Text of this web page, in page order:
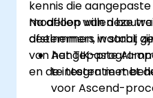
kennis die
modellen willen
afstemmen, waarbij
van het TIK-
en de integratie met
Na afloop van deze
deelnemers in staat
Aangepaste AI-
te testen met
voor Ascend-